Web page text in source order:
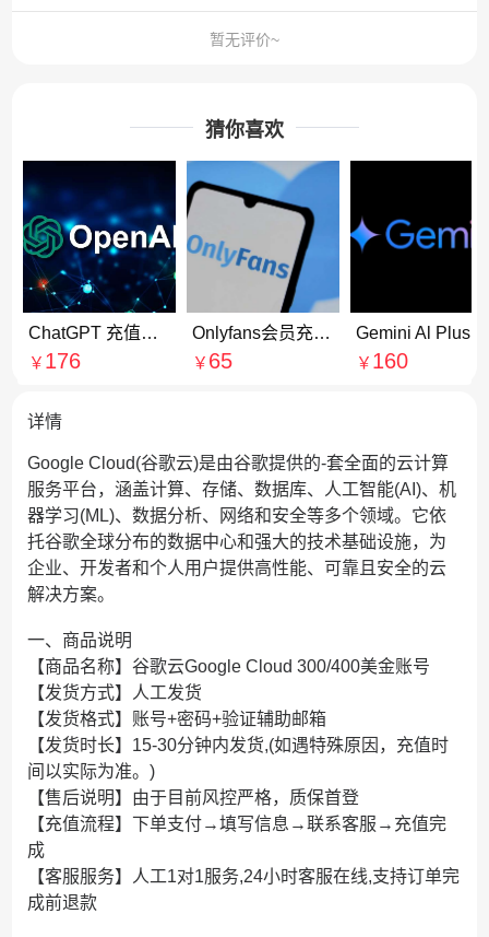
暂无评价~
猜你喜欢
ChatGPT 充值订阅Go会员 代付代购
￥ 176
Onlyfans会员充值 Onlyfans订阅赞助博主代付代购
￥ 65
Gemini Al Plus会员充值 Gemini Pro会员订阅续费
￥ 160
详情
Google Cloud(谷歌云)是由谷歌提供的-套全面的云计算
服务平台，涵盖计算、存储、数据库、人工智能(AI)、机
器学习(ML)、数据分析、网络和安全等多个领域。它依
托谷歌全球分布的数据中心和强大的技术基础设施，为
企业、开发者和个人用户提供高性能、可靠且安全的云
解决方案。
一、商品说明
【商品名称】谷歌云Google Cloud 300/400美金账号
【发货方式】人工发货
【发货格式】账号+密码+验证辅助邮箱
【发货时长】15-30分钟内发货,(如遇特殊原因，充值时
间以实际为准。)
【售后说明】由于目前风控严格，质保首登
【充值流程】下单支付→填写信息→联系客服→充值完
成
【客服服务】人工1对1服务,24小时客服在线,支持订单完
成前退款